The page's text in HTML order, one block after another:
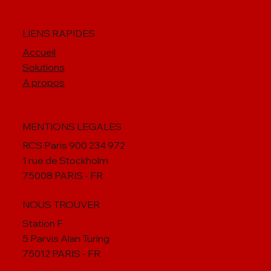
LIENS RAPIDES
Accueil
Solutions
A propos
NOUS TROUVER
Station F
5 Parvis Alan Turing
75012 PARIS - FR
MENTIONS LEGALES
RCS Paris 900 234 972
1 rue de Stockholm
75008 PARIS - FR